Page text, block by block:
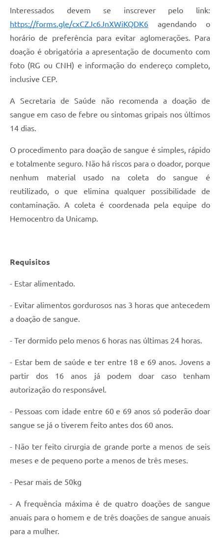
Interessados devem se inscrever pelo link:
https://forms.gle/cxCZJc6JnXWiKQDK6 agendando o
horário de preferência para evitar aglomerações. Para
doação é obrigatória a apresentação de documento com
foto (RG ou CNH) e informação do endereço completo,
inclusive CEP.
A Secretaria de Saúde não recomenda a doação de
sangue em caso de febre ou sintomas gripais nos últimos
14 dias.
O procedimento para doação de sangue é simples, rápido
e totalmente seguro. Não há riscos para o doador, porque
nenhum material usado na coleta do sangue é
reutilizado, o que elimina qualquer possibilidade de
contaminação. A coleta é coordenada pela equipe do
Hemocentro da Unicamp.
Requisitos
- Estar alimentado.
- Evitar alimentos gordurosos nas 3 horas que antecedem
a doação de sangue.
- Ter dormido pelo menos 6 horas nas últimas 24 horas.
- Estar bem de saúde e ter entre 18 e 69 anos. Jovens a
partir dos 16 anos já podem doar caso tenham
autorização do responsável.
- Pessoas com idade entre 60 e 69 anos só poderão doar
sangue se já o tiverem feito antes dos 60 anos.
- Não ter feito cirurgia de grande porte a menos de seis
meses e de pequeno porte a menos de três meses.
- Pesar mais de 50kg
- A frequência máxima é de quatro doações de sangue
anuais para o homem e de três doações de sangue anuais
para a mulher.